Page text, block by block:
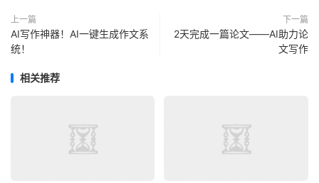
上一篇
AI写作神器！AI一键生成作文系
统！
下一篇
2天完成一篇论文——AI助力论
文写作
相关推荐